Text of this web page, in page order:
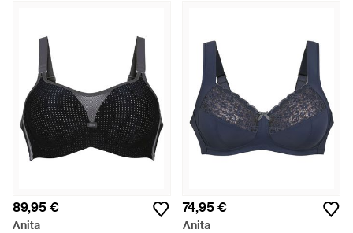
89,95 €
Anita
74,95 €
Anita